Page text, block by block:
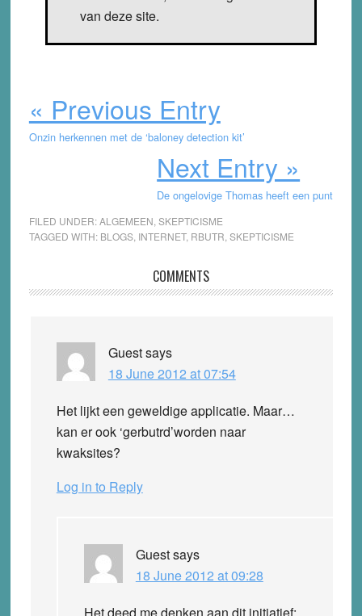
van deze site.
« Previous Entry
Onzin herkennen met de ‘baloney detection kit’
Next Entry »
De ongelovige Thomas heeft een punt
FILED UNDER:ALGEMEEN SKEPTICISME
TAGGED WITH: BLOGS, INTERNET, RBUTR SKEPTICISME
Interactions
COMMENTS
Guestsays
18 June 2012 at 07:54
Het lijkt een geweldige applicatie. Maar…
kan er ook ‘gerbutrd’worden naar
kwaksites?
Log in to Reply
Guestsays
18 June 2012 at 09:28